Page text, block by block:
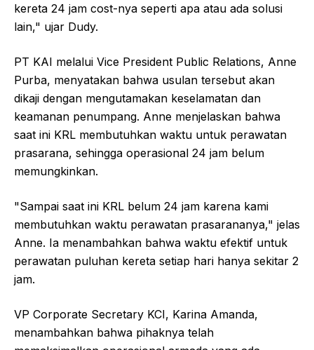
kereta 24 jam cost-nya seperti apa atau ada solusi
lain," ujar Dudy.
PT KAI melalui Vice President Public Relations, Anne
Purba, menyatakan bahwa usulan tersebut akan
dikaji dengan mengutamakan keselamatan dan
keamanan penumpang. Anne menjelaskan bahwa
saat ini KRL membutuhkan waktu untuk perawatan
prasarana, sehingga operasional 24 jam belum
memungkinkan.
"Sampai saat ini KRL belum 24 jam karena kami
membutuhkan waktu perawatan prasarananya," jelas
Anne. Ia menambahkan bahwa waktu efektif untuk
perawatan puluhan kereta setiap hari hanya sekitar 2
jam.
VP Corporate Secretary KCI, Karina Amanda,
menambahkan bahwa pihaknya telah